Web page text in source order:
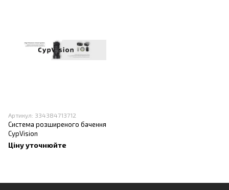
Артикул: 334384713712
Система розширеного бачення
CypVision
Ціну уточнюйте